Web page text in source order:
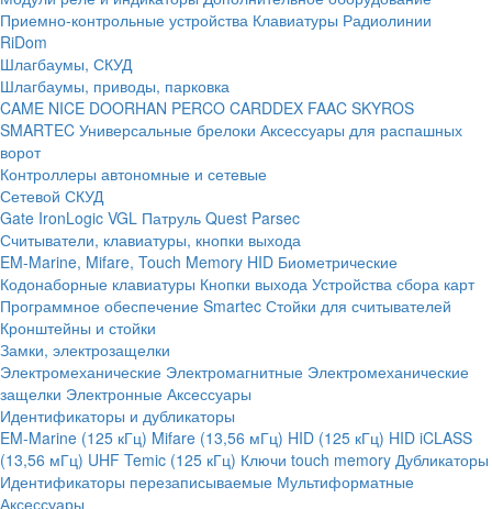
Приемно-контрольные устройства Клавиатуры Радиолинии
RiDom
Шлагбаумы, СКУД
Шлагбаумы, приводы, парковка
CAME NICE DOORHAN PERCO CARDDEX FAAC SKYROS
SMARTEC Универсальные брелоки Аксессуары для распашных
ворот
Контроллеры автономные и сетевые
Сетевой СКУД
Gate IronLogic VGL Патруль Quest Parsec
Считыватели, клавиатуры, кнопки выхода
EM-Marine, Mifare, Touch Memory HID Биометрические
Кодонаборные клавиатуры Кнопки выхода Устройства сбора карт
Программное обеспечение Smartec Стойки для считывателей
Кронштейны и стойки
Замки, электрозащелки
Электромеханические Электромагнитные Электромеханические
защелки Электронные Аксессуары
Идентификаторы и дубликаторы
EM-Marine (125 кГц) Mifare (13,56 мГц) HID (125 кГц) HID iCLASS
(13,56 мГц) UHF Temic (125 кГц) Ключи touch memory Дубликаторы
Идентификаторы перезаписываемые Мультиформатные
Аксессуары